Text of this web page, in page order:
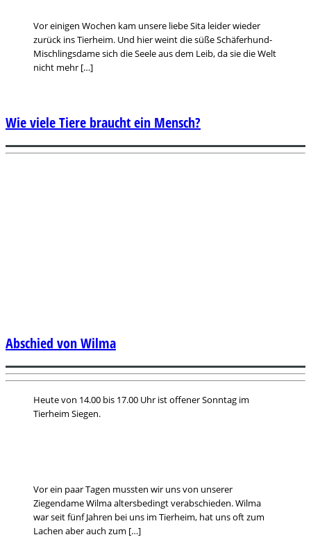
Vor einigen Wochen kam unsere liebe Sita leider wieder
zurück ins Tierheim. Und hier weint die süße Schäferhund-
Mischlingsdame sich die Seele aus dem Leib, da sie die Welt
nicht mehr […]
Wie viele Tiere braucht ein Mensch?
Vor ein paar Tagen mussten wir uns von unserer
Ziegendame Wilma altersbedingt verabschieden. Wilma
war seit fünf Jahren bei uns im Tierheim, hat uns oft zum
Lachen aber auch zum […]
Abschied von Wilma
Heute von 14.00 bis 17.00 Uhr ist offener Sonntag im
Tierheim Siegen.